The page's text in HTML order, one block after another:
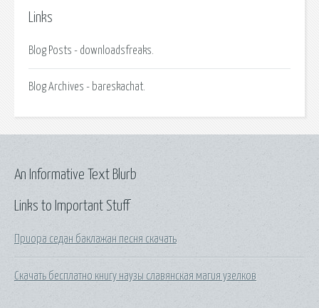
Links
Blog Posts - downloadsfreaks.
Blog Archives - bareskachat.
Links to Important Stuff
Приора седан баклажан песня скачать
Скачать бесплатно книгу наузы славянская магия узелков
An Informative Text Blurb